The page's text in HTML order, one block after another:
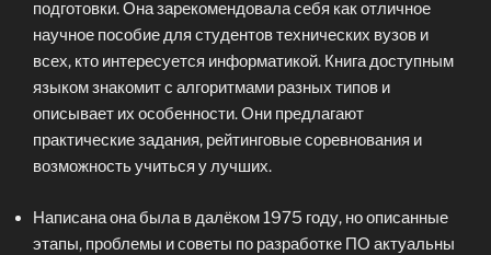
подготовки. Она зарекомендовала себя как отличное
научное пособие для студентов технических вузов и
всех, кто интересуется информатикой. Книга доступным
языком знакомит с алгоритмами разных типов и
описывает их особенности. Они предлагают
практические задания, рейтинговые соревнования и
возможность учиться у лучших.
Написана она была в далёком 1975 году, но описанные
этапы, проблемы и советы по разработке ПО актуальны